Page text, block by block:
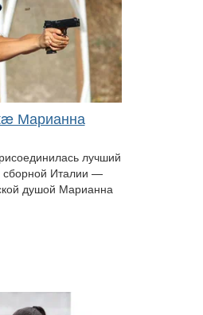
Марианна
лучший
сборной Италии —
душой Марианна